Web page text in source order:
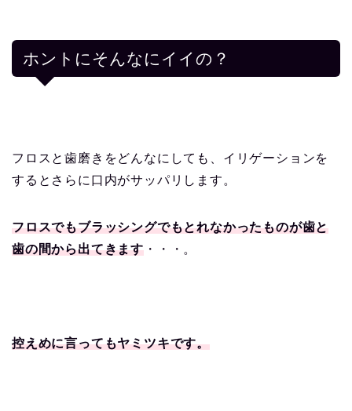
ホントにそんなにイイの？
フロスと歯磨きをどんなにしても、イリゲーションを
するとさらに口内がサッパリします。
フロスでもブラッシングでもとれなかったものが歯と
歯の間から出てきます ・・・。
控えめに言ってもヤミツキです。